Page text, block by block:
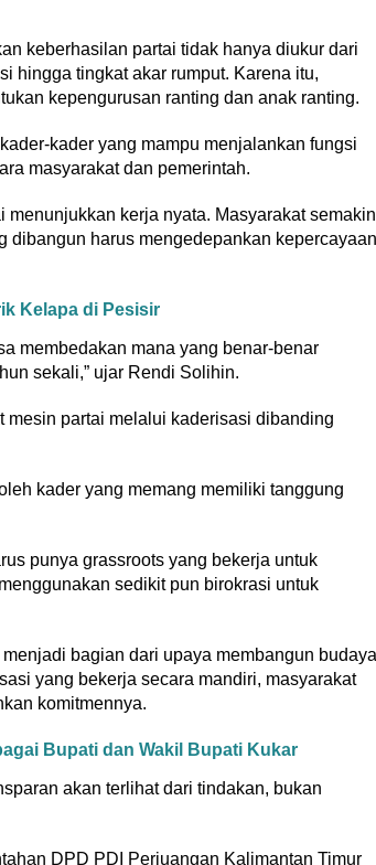
keberhasilan partai tidak hanya diukur dari
hingga tingkat akar rumput. Karena itu,
kepengurusan ranting dan anak ranting.
kader yang mampu menjalankan fungsi
masyarakat dan pemerintah.
kerja nyata. Masyarakat semakin
dibangun harus mengedepankan kepercayaan
Kelapa di Pesisir
membedakan mana yang benar-benar
sekali,” ujar Rendi Solihin.
mesin partai melalui kaderisasi dibanding
kader yang memang memiliki tanggung
punya grassroots yang bekerja untuk
sedikit pun birokrasi untuk
bagian dari upaya membangun budaya
yang bekerja secara mandiri, masyarakat
komitmennya.
Bupati dan Wakil Bupati Kukar
akan terlihat dari tindakan, bukan
DPD PDI Perjuangan Kalimantan Timur